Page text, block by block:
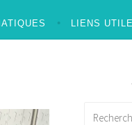
LIENS